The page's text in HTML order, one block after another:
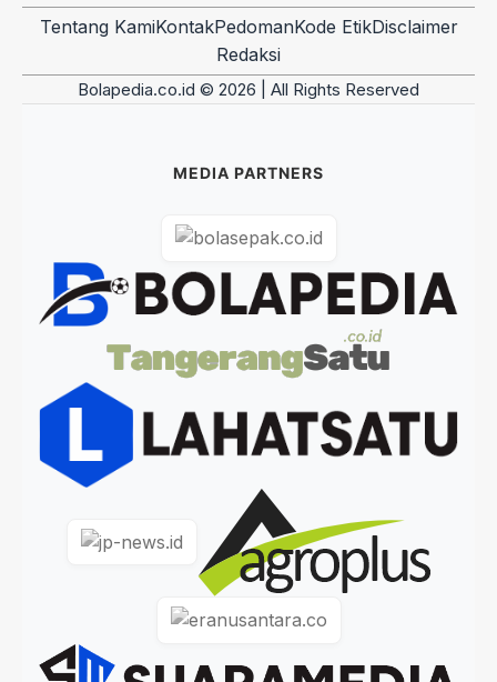
Tentang KamiKontakPedomanKode EtikDisclaimer
Redaksi
Bolapedia.co.id © 2026 | All Rights Reserved
MEDIA PARTNERS